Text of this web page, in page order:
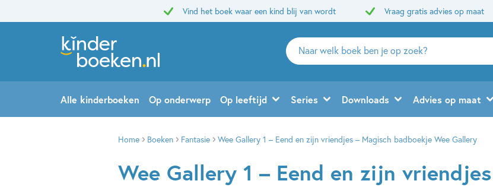
Vind het boek waar een kind blij van wordt Vraag gratis advies op maat
Zoeken
naar
en
uitgevers
Alle kinderboeken Op onderwerp Op leeftijd Series Downloads Advies op maat
Home Boeken Fantasie Wee Gallery 1 – Eend en zijn vriendjes – Magisch badboekje Wee Gallery
Wee Gallery 1 – Eend en zijn